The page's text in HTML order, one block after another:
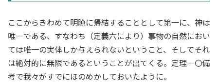
ここからきわめて明瞭に帰結することとして第一に、神は
唯一である、すなわち（定義六により）事物の自然におい
ては唯一の実体しか与えられないということ、そしてそれ
は絶対的に無限であるということが出てくる。定理一〇備
考で我々がすでにほのめかしておいたように。